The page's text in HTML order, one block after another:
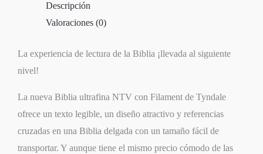
cantidad
Descripción
Valoraciones (0)
La experiencia de lectura de la Biblia ¡llevada al siguiente
nivel!
La nueva Biblia ultrafina NTV con Filament de Tyndale
ofrece un texto legible, un diseño atractivo y referencias
cruzadas en una Biblia delgada con un tamaño fácil de
transportar. Y aunque tiene el mismo precio cómodo de las